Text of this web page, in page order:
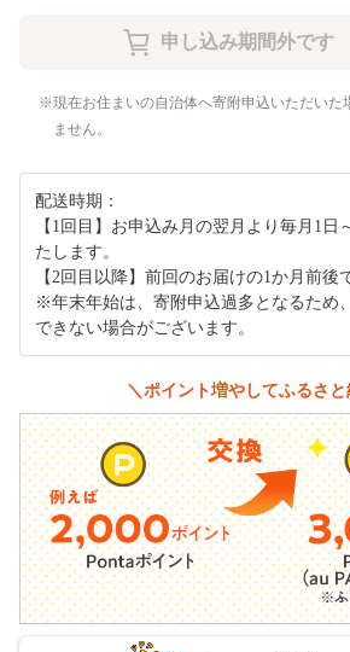
現在お住まいの自治体へ寄附申込いただいた
ません。
配送時期：
【1回目】お申込み月の翌月より毎月1日
たします。
【2回目以降】前回のお届けの1か月前後
※年末年始は、寄附申込過多となるため
できない場合がございます。
＼ポイント増やしてふるさ